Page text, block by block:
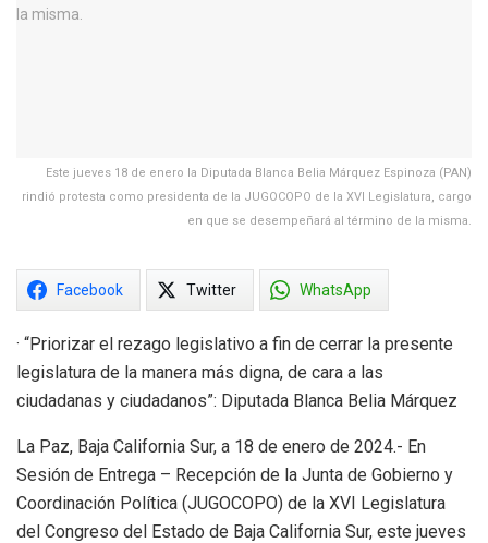
Este jueves 18 de enero la Diputada Blanca Belia Márquez Espinoza (PAN)
rindió protesta como presidenta de la JUGOCOPO de la XVI Legislatura, cargo
en que se desempeñará al término de la misma.
Facebook Twitter WhatsApp
· “Priorizar el rezago legislativo a fin de cerrar la presente
legislatura de la manera más digna, de cara a las
ciudadanas y ciudadanos”: Diputada Blanca Belia Márquez
La Paz, Baja California Sur, a 18 de enero de 2024.- En
Sesión de Entrega – Recepción de la Junta de Gobierno y
Coordinación Política (JUGOCOPO) de la XVI Legislatura
del Congreso del Estado de Baja California Sur, este jueves